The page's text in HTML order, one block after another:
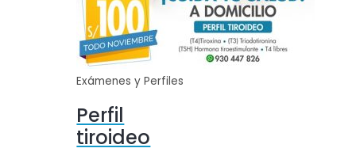
Exámenes y Perfiles
Perfil
tiroideo